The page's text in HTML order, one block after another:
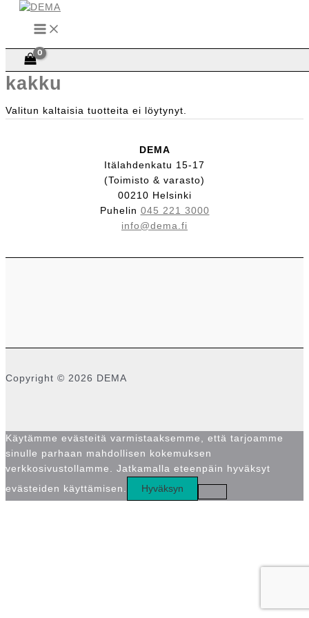
Siirry
sisältöön
Etusivu/ Tuotteet avainsanalla “kakku”
kakku
Valitun kaltaisia tuotteita ei löytynyt.
DEMA
Itälahdenkatu 15-17
(Toimisto & varasto)
00210 Helsinki
Puhelin 045 221 3000
info@dema.fi
Copyright © 2026 DEMA
Käytämme evästeitä varmistaaksemme, että tarjoamme
sinulle parhaan mahdollisen kokemuksen
verkkosivustollamme. Jatkamalla eteenpäin hyväksyt
evästeiden käyttämisen.
Hyväksyn